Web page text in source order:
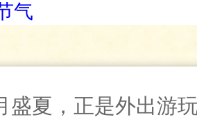
气
盛夏，正是外出游